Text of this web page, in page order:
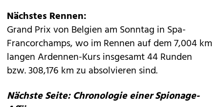
Nächstes Rennen:
Grand Prix von Belgien am Sonntag in Spa-
Francorchamps, wo im Rennen auf dem 7,004 km
langen Ardennen-Kurs insgesamt 44 Runden
bzw. 308,176 km zu absolvieren sind.
Nächste Seite: Chronologie einer Spionage-